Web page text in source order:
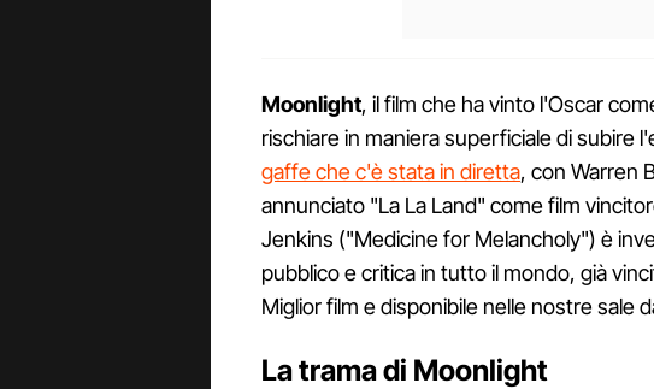
Moonlight, il film che ha vinto l'Oscar
rischiare in maniera superficiale di subire
gaffe che c'è stata in diretta, con Warren
annunciato "La La Land" come film
Jenkins ("Medicine for Melancholy") è
pubblico e critica in tutto il mondo, già
Miglior film e disponibile nelle nostre sale
La trama di Moonlight